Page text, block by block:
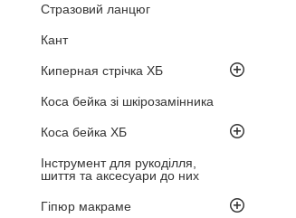
Стразовий ланцюг
Кант
Киперная стрічка ХБ
Коса бейка зі шкірозамінника
Коса бейка ХБ
Інструмент для рукоділля,
шиття та аксесуари до них
Гіпюр макраме